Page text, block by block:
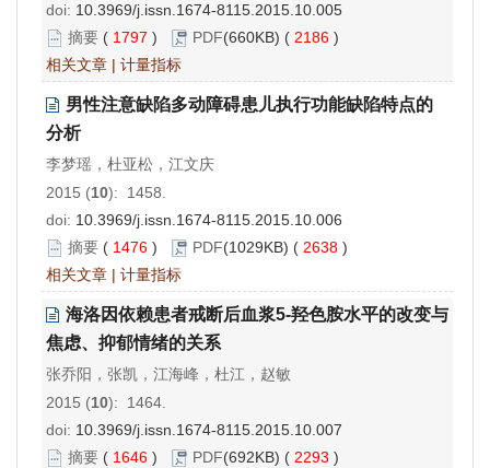
doi: 10.3969/j.issn.1674-8115.2015.10.005
摘要 ( 1797 ) PDF(660KB) ( 2186 )
相关文章 | 计量指标
男性注意缺陷多动障碍患儿执行功能缺陷特点的
分析
李梦瑶，杜亚松，江文庆
2015 (10): 1458.
doi: 10.3969/j.issn.1674-8115.2015.10.006
摘要 ( 1476 ) PDF(1029KB) ( 2638 )
相关文章 | 计量指标
海洛因依赖患者戒断后血浆5-羟色胺水平的改变与
焦虑、抑郁情绪的关系
张乔阳，张凯，江海峰，杜江，赵敏
2015 (10): 1464.
doi: 10.3969/j.issn.1674-8115.2015.10.007
摘要 ( 1646 ) PDF(692KB) ( 2293 )